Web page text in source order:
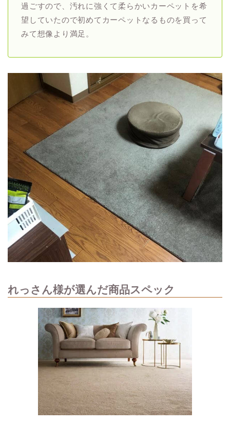
過ごすので、汚れに強くて柔らかいカーペットを希
望していたので初めてカーペットなるものを買って
みて想像より満足。
れっさん様が選んだ商品スペック